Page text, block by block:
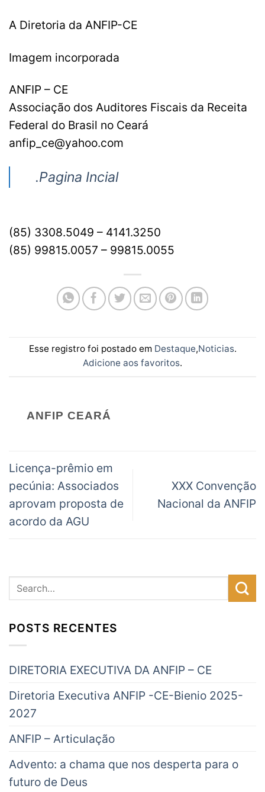
A Diretoria da ANFIP-CE
Imagem incorporada
ANFIP – CE
Associação dos Auditores Fiscais da Receita
Federal do Brasil no Ceará
anfip_ce@yahoo.com
.Pagina Incial
(85) 3308.5049 – 4141.3250
(85) 99815.0057 – 99815.0055
Esse registro foi postado em Destaque,Noticias.
Adicione aos favoritos.
ANFIP CEARÁ
Licença-prêmio em
pecúnia: Associados
aprovam proposta de
acordo da AGU
XXX Convenção
Nacional da ANFIP
POSTS RECENTES
DIRETORIA EXECUTIVA DA ANFIP – CE
Diretoria Executiva ANFIP -CE-Bienio 2025-
2027
ANFIP – Articulação
Advento: a chama que nos desperta para o
futuro de Deus